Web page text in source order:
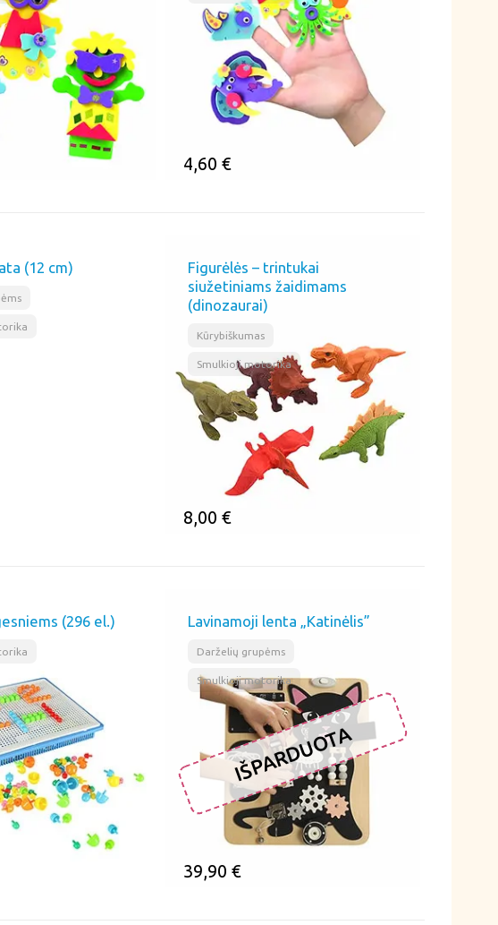
4,60 €
(12 cm)
Figurėlės – trintukai
siužetiniams žaidimams
(dinozaurai)
Kūrybiškumas
Smulkioji motorika
8,00 €
(296 el.) Lavinamoji lenta „Katinėlis”
Darželių grupėms
Smulkioji motorika
39,90 €
IŠPARDUOTA